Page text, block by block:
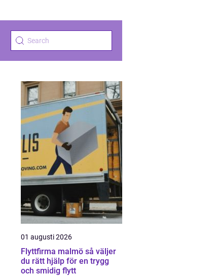
01 augusti 2026
Flyttfirma malmö så väljer
du rätt hjälp för en trygg
och smidig flytt